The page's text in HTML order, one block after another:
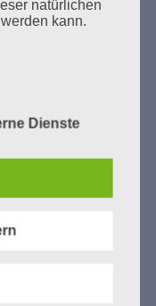
IN
Hamburg-
die ein
natürlichen
kann.
identifizierte
oder ohne Hilfe
Dienste